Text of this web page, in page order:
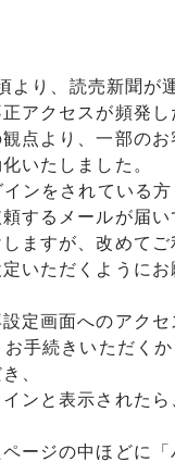
より、読売新聞が
アクセスが頻発し
点より、一部の
いたしました。
ンをされている
するメールが届い
ますが、改めて
いただくようにお
設定画面へのアクセ
お手続きいただく
、
ンと表示された
ージの中ほどに